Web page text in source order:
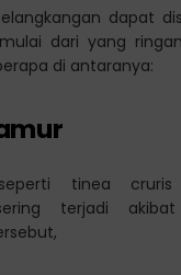
dapat
dari yang
di antaranya:
tinea
terjadi